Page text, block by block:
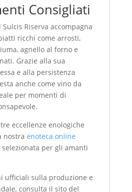
Consigliati
Riserva accompagna
ricchi come arrosti,
agnello al forno e
Grazie alla sua
e alla persistenza
anche come vino da
per momenti di
eccellenze enologiche
nostra enoteca online
selezionata per gli amanti
ufficiali sulla produzione e
consulta il sito del